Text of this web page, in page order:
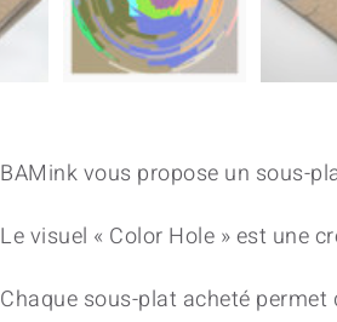
BAMink vous propose un sous-
Le visuel « Color Hole » est une
Chaque sous-plat acheté permet